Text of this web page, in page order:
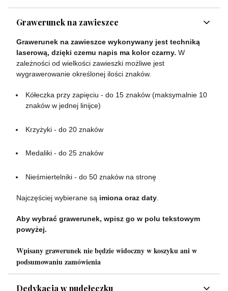
Grawerunek na zawieszce
Grawerunek na zawieszce wykonywany jest techniką
laserową, dzięki czemu napis ma kolor czarny. W
zależności od wielkości zawieszki możliwe jest
wygrawerowanie określonej ilości znaków.
Kółeczka przy zapięciu - do 15 znaków (maksymalnie 10
znaków w jednej linijce)
Krzyżyki - do 20 znaków
Medaliki - do 25 znaków
Nieśmiertelniki - do 50 znaków na stronę
Najczęściej wybierane są imiona oraz daty
Aby wybrać grawerunek, wpisz go w polu tekstowym
powyżej.
Wpisany grawerunek nie będzie widoczny w koszyku ani w
podsumowaniu zamówienia
Dedykacja w pudełeczku